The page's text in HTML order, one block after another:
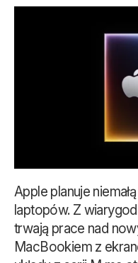
Apple planuje
laptopów. Z
trwają prace nad
MacBookiem z